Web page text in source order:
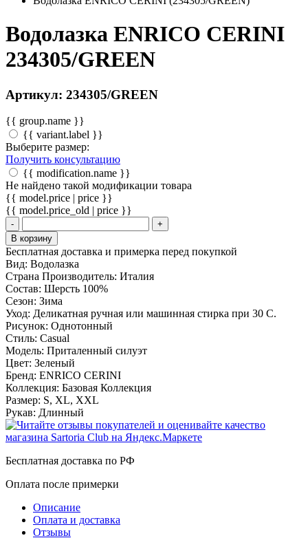
Водолазка ENRICO CERINI
234305/GREEN
Артикул: 234305/GREEN
{{ group.name }}
{{ variant.label }}
Выберите размер:
Получить консультацию
{{ modification.name }}
Не найдено такой модификации товара
{{ model.price | price }}
{{ model.price_old | price }}
-
+
В корзину
Бесплатная доставка и примерка перед покупкой
Вид: Водолазка
Страна Производитель: Италия
Состав: Шерсть 100%
Сезон: Зима
Уход: Деликатная ручная или машинная стирка при 30 С.
Рисунок: Однотонный
Стиль: Casual
Модель: Приталенный силуэт
Цвет: Зеленый
Бренд: ENRICO CERINI
Коллекция: Базовая Коллекция
Размер: S, XL, XXL
Рукав: Длинный
Бесплатная доставка по РФ
Оплата после примерки
Описание
Оплата и доставка
Отзывы